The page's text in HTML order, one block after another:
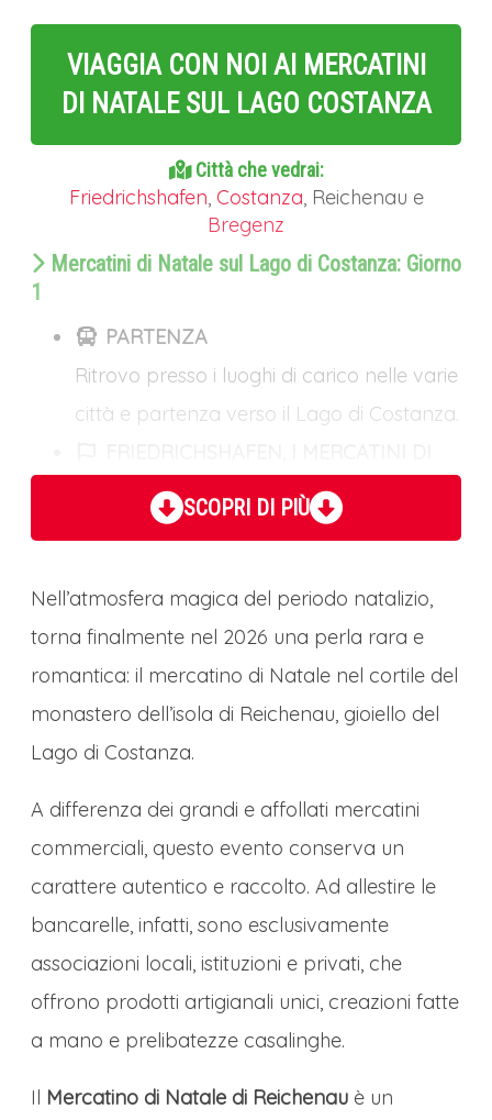
VIAGGIA CON NOI AI MERCATINI
DI NATALE SUL LAGO COSTANZA
Città che vedrai:
Friedrichshafen, Costanza, Reichenau e
Bregenz
Mercatini di Natale sul Lago di Costanza: Giorno
1
PARTENZA
Ritrovo presso i luoghi di carico nelle varie
città e partenza verso il Lago di Costanza.
NATALE, IL LAGO DI COSTANZA E IL
DIRIGIBILE ZEPPELIN
sulle sponde del Lago di Costanza parte
con una vera e propria chicca.
Friedrichshafen, incantevole città
affacciata sulle rive del Lago di Costanza,
deve la sua identità al genio visionario del
Conte Ferdinand von Zeppelin. Qui, dove
un secolo fa nascevano i maestosi
dirigibili
, oggi sorge lo Zeppelin Museum,
custode di una storia aviatoria unica al
mondo. Non solo memoria del passato:
ancora oggi dalla stessa area decollano i
moderni zeppelin per voli panoramici che
sulle Alpi. Durante il periodo dell’Avvento,
SCOPRI DI PIÙ
Nell’atmosfera magica del periodo natalizio,
torna finalmente nel 2026 una perla rara e
romantica: il mercatino di Natale nel cortile del
monastero dell’isola di Reichenau, gioiello del
Lago di Costanza.
A differenza dei grandi e affollati mercatini
commerciali, questo evento conserva un
carattere autentico e raccolto. Ad allestire le
bancarelle, infatti, sono esclusivamente
associazioni locali, istituzioni e privati, che
offrono prodotti artigianali unici, creazioni fatte
a mano e prelibatezze casalinghe.
Il Mercatino di Natale di Reichenau è un